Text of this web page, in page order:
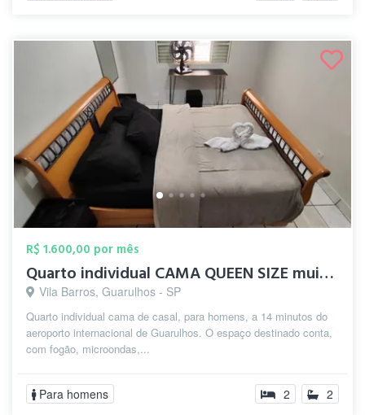
R$ 1.600,00 por mês
Quarto individual CAMA QUEEN SIZE muito ...
Vila Barros, Guarulhos - SP
Quarto individual cama de casal, para homens, a 14 minutos do
aeroporto internacional de Guarulhos. O espaço destinado conta,
com fogão, microondas,...
Para homens 2 2